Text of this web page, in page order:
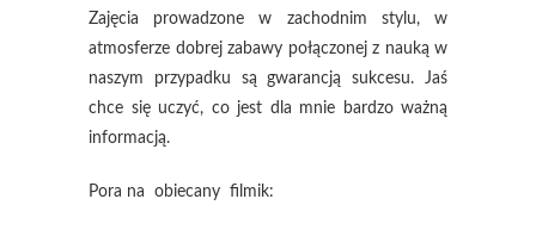
Zajęcia prowadzone w zachodnim stylu, w
atmosferze dobrej zabawy połączonej z nauką w
naszym przypadku są gwarancją sukcesu. Jaś
chce się uczyć, co jest dla mnie bardzo ważną
informacją.
Pora na obiecany filmik: